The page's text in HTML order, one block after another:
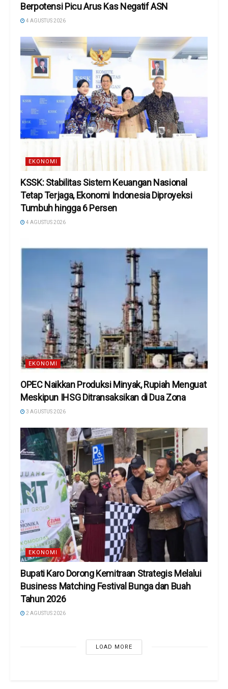
Berpotensi Picu Arus Kas Negatif ASN
4 AGUSTUS 2026
EKONOMI
KSSK: Stabilitas Sistem Keuangan Nasional
Tetap Terjaga, Ekonomi Indonesia Diproyeksi
Tumbuh hingga 6 Persen
4 AGUSTUS 2026
EKONOMI
OPEC Naikkan Produksi Minyak, Rupiah Menguat
Meskipun IHSG Ditransaksikan di Dua Zona
3 AGUSTUS 2026
EKONOMI
Bupati Karo Dorong Kemitraan Strategis Melalui
Business Matching Festival Bunga dan Buah
Tahun 2026
2 AGUSTUS 2026
LOAD MORE